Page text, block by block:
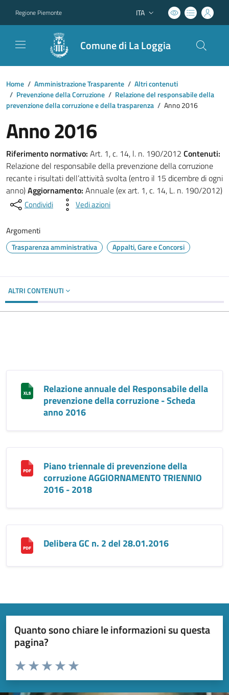
Regione Piemonte Lingua attiva:
ITA
Comune di La Loggia
Home / Amministrazione Trasparente / Altri contenuti
/ Prevenzione della Corruzione / Relazione del responsabile della
prevenzione della corruzione e della trasparenza / Anno 2016
Anno 2016
Riferimento normativo: Art. 1, c. 14, l. n. 190/2012 Contenuti:
Relazione del responsabile della prevenzione della corruzione
recante i risultati dell’attività svolta (entro il 15 dicembre di ogni
anno)Aggiornamento: Annuale (ex art. 1, c. 14, L. n. 190/2012)
Condividi Vedi azioni
Argomenti
Trasparenza amministrativa Appalti, Gare e Concorsi
ALTRI CONTENUTI
Relazione annuale del Responsabile della
prevenzione della corruzione - Scheda
anno 2016
Piano triennale di prevenzione della
corruzione AGGIORNAMENTO TRIENNIO
2016 - 2018
Delibera GC n. 2 del 28.01.2016
Quanto sono chiare le informazioni su questa
pagina?
Valuta da 1 a 5 stelle la pagina
Valuta 5 stelle su 5
Valuta 4 stelle su 5
Valuta 3 stelle su 5
Valuta 2 stelle su 5
Valuta 1 stelle su 5